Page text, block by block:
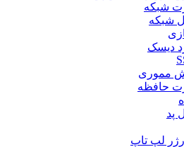
شبکه
شبکه
دیسک
مموری
حافظه
پد
لپ تاپ